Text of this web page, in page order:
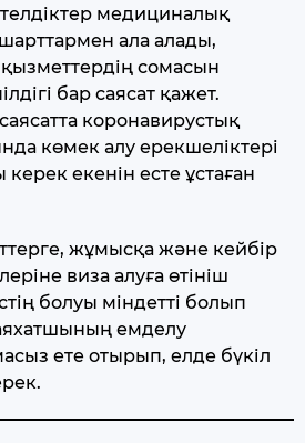
медициналық
ала алады,
сомасын
бар саясат қажет.
коронавирустық
көмек алу ерекшеліктері
екенін есте ұстаған
жұмысқа және кейбір
виза алуға өтініш
болуы міндетті болып
емделу
ете отырып, елде бүкіл